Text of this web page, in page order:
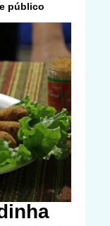
público